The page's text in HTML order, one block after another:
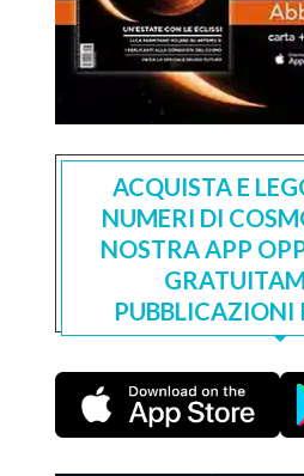
ACQUISTA E
NUMERI DI
NOSTRA APP
PUBBLICAZIONI